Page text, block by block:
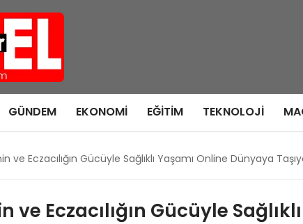
GÜNDEM EKONOMI EĞITIM TEKNOLOJI
ve Eczacılığın Gücüyle Sağlıklı Yaşamı Online Dünyaya
Eczacılığın Gücüyle